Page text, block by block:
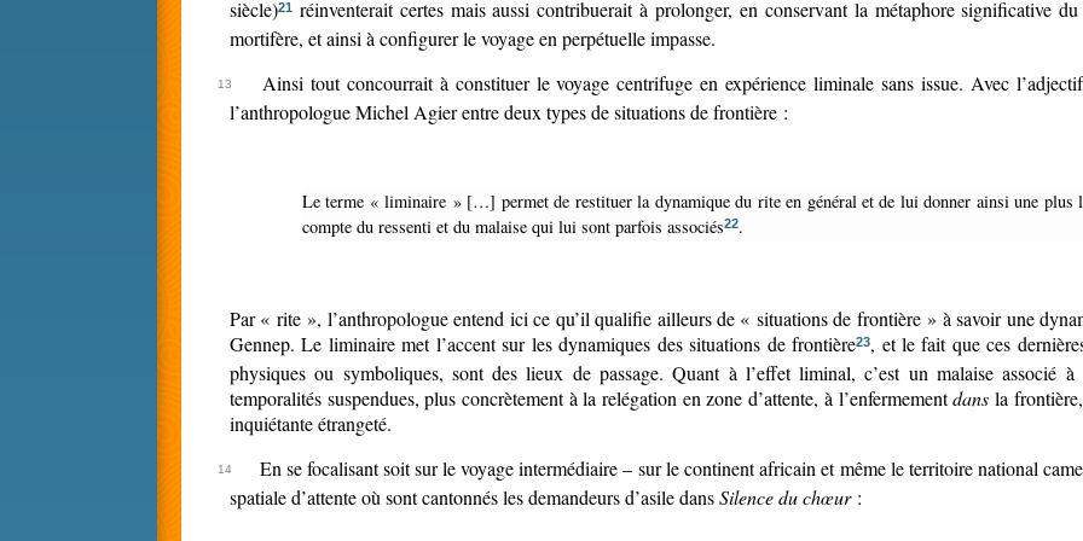
siècle)21 réinventerait certes mais aussi contribuerait à prolonger, en conservant la métaphore significative
mortifère, et ainsi à configurer le voyage en perpétuelle impasse.
Ainsi tout concourrait à constituer le voyage centrifuge en expérience liminale sans issue. Avec
l’anthropologue Michel Agier entre deux types de situations de frontière :
Le terme « liminaire » […] permet de restituer la dynamique du rite en général et de lui donner ainsi une plus large acception descriptive, gardant « liminal » pour rendre
compte du ressenti et du malaise qui lui sont parfois associés22.
Par « rite », l’anthropologue entend ici ce qu’il qualifie ailleurs de « situations de frontière » à savoir une dynamique similaire à celle des « rites de passage » d’Arnold Van
Gennep. Le liminaire met l’accent sur les dynamiques des situations de frontière23, et le fait que ces
physiques ou symboliques, sont des lieux de passage. Quant à l’effet liminal, c’est un malaise associé
temporalités suspendues, plus concrètement à la relégation en zone d’attente, à l’enfermementdans la
inquiétante étrangeté.
En se focalisant soit sur le voyage intermédiaire – sur le continent africain et même le territoire national
spatiale d’attente où sont cantonnés les demandeurs d’asile dansSilence du chœur :